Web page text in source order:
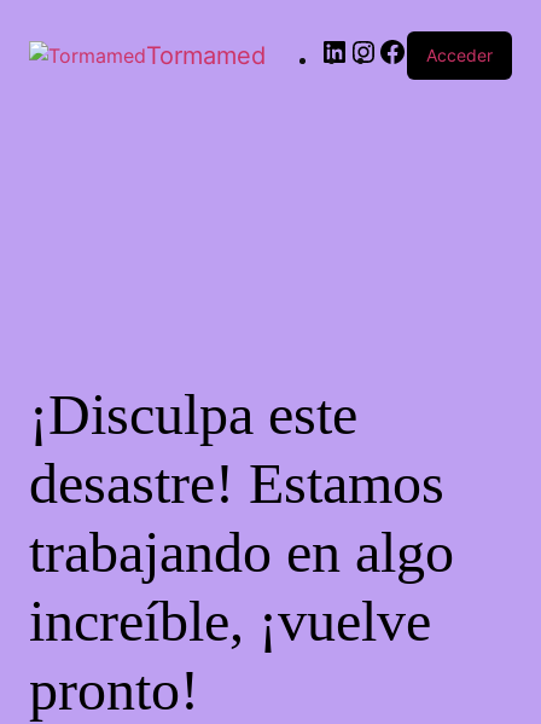
Tormamed Acceder
¡Disculpa este
desastre! Estamos
trabajando en algo
increíble, ¡vuelve
pronto!